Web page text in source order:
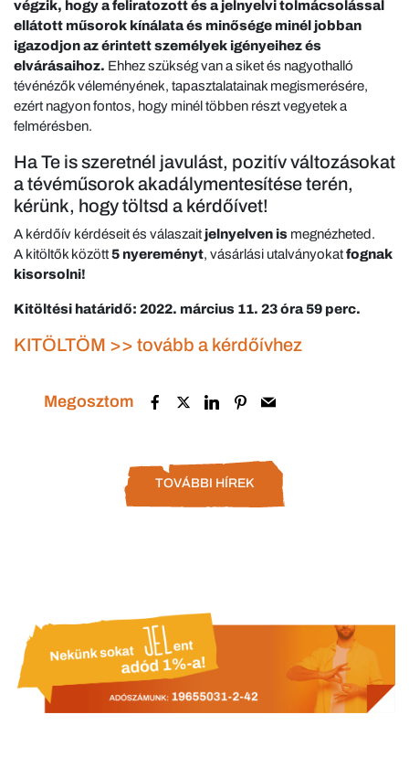
végzik, hogy a feliratozott és a jelnyelvi tolmácsolással
ellátott műsorok kínálata és minősége minél jobban
igazodjon az érintett személyek igényeihez és
elvárásaihoz. Ehhez szükség van a siket és nagyothalló
tévénézők véleményének, tapasztalatainak megismerésére,
ezért nagyon fontos, hogy minél többen részt vegyetek a
felmérésben.
Ha Te is szeretnél javulást, pozitív változásokat
a tévéműsorok akadálymentesítése terén,
kérünk, hogy töltsd a kérdőívet!
A kérdőív kérdéseit és válaszait jelnyelven is megnézheted.
A kitöltők között5 nyereményt, vásárlási utalványokatfognak
kisorsolni!
Kitöltési határidő: 2022. március 11. 23 óra 59 perc.
KITÖLTÖM >> tovább a kérdőívhez
Megosztom
TOVÁBBI HÍREK